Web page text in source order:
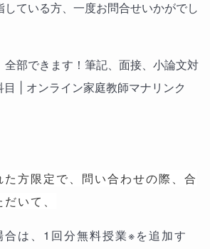
ている方、一度お問合せいかがでし
全部できます！筆記、面接、小論文対
| オンライン家庭教師マナリンク
方限定で、問い合わせの際、合
いて、
は、1回分無料授業※を追加す